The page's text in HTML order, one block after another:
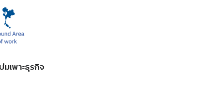
เพาะธุรกิจ